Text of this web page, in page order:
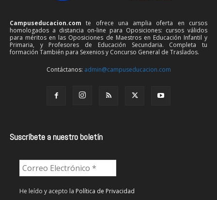
Campuseducacion.com te ofrece una amplia oferta en cursos
homologados a distancia on-line para Oposiciones: cursos válidos
para méritos en las Oposiciones de Maestros en Educación Infantil y
Primaria, y Profesores de Educación Secundaria. Completa tu
formación También para Sexenios y Concurso General de Traslados.
Contáctanos: admin@campuseducacion.com
Suscríbete a nuestro boletín
He leído y acepto la Política de Privacidad